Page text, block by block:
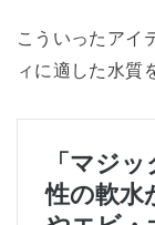
こういったアイ
ィに適した水質